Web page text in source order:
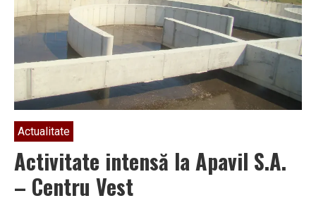
Actualitate
Activitate intensă la Apavil S.A.
– Centru Vest